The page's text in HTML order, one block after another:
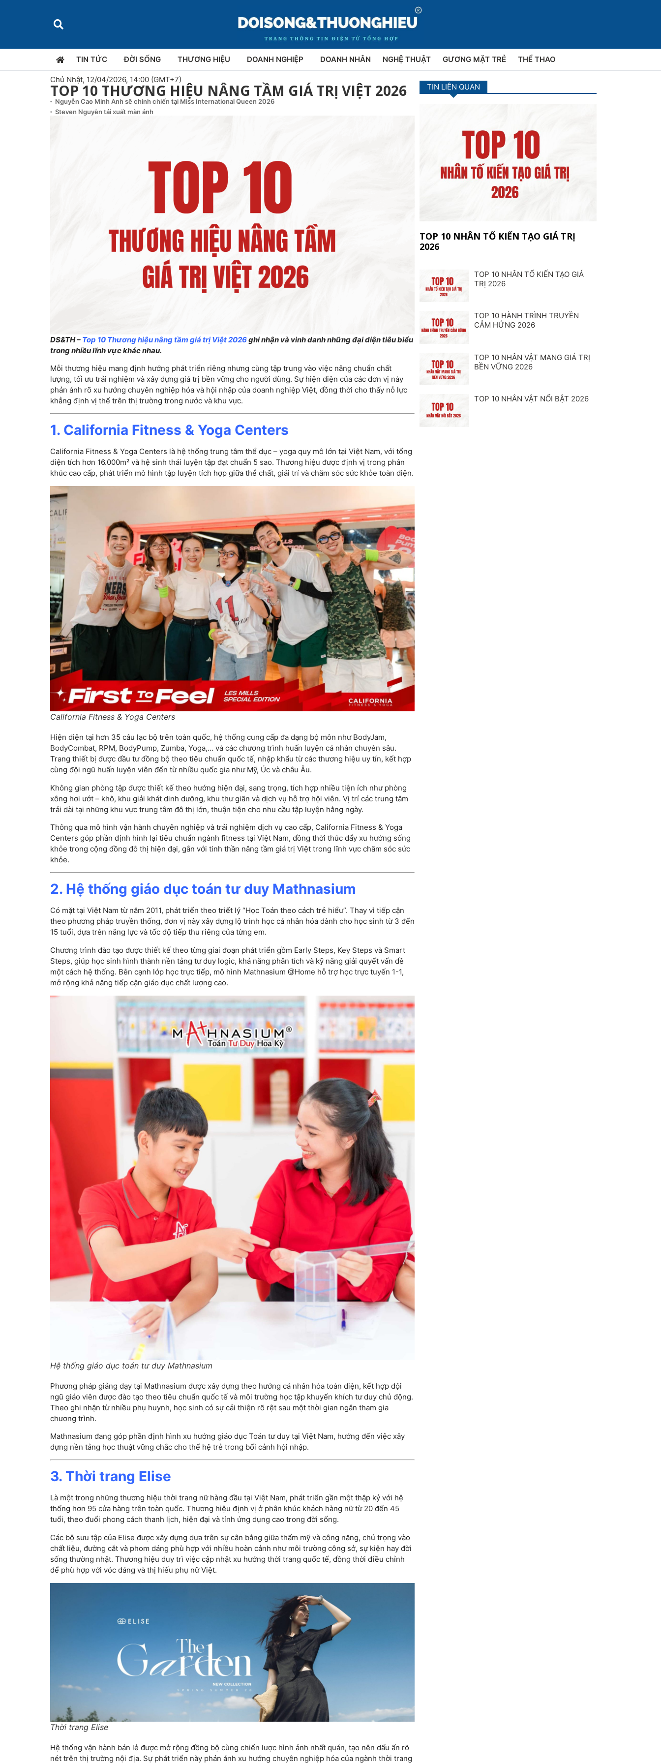
TIN TỨC ĐỜI SỐNG THƯƠNG HIỆU DOANH NGHIỆP DOANH NHÂN NGHỆ THUẬT GƯƠNG MẶT TRẺ THỂ THAO
Chủ Nhật, 12/04/2026, 14:00 (GMT+7)
TOP 10 THƯƠNG HIỆU NÂNG TẦM GIÁ TRỊ VIỆT 2026
Nguyễn Cao Minh Anh sẽ chinh chiến tại Miss International Queen 2026
Steven Nguyễn tái xuất màn ảnh
DS&TH – Top 10 Thương hiệu nâng tầm giá trị Việt 2026ghi nhận và vinh danh những đại diện tiêu biểu
trong nhiều lĩnh vực khác nhau.
Mỗi thương hiệu mang định hướng phát triển riêng nhưng cùng tập trung vào việc nâng chuẩn chất
lượng, tối ưu trải nghiệm và xây dựng giá trị bền vững cho người dùng. Sự hiện diện của các đơn vị này
phản ánh rõ xu hướng chuyên nghiệp hóa và hội nhập của doanh nghiệp Việt, đồng thời cho thấy nỗ lực
khẳng định vị thế trên thị trường trong nước và khu vực.
1. California Fitness & Yoga Centers
California Fitness & Yoga Centers là hệ thống trung tâm thể dục – yoga quy mô lớn tại Việt Nam, với tổng
diện tích hơn 16.000m² và hệ sinh thái luyện tập đạt chuẩn 5 sao. Thương hiệu được định vị trong phân
khúc cao cấp, phát triển mô hình tập luyện tích hợp giữa thể chất, giải trí và chăm sóc sức khỏe toàn diện.
California Fitness & Yoga Centers
Hiện diện tại hơn 35 câu lạc bộ trên toàn quốc, hệ thống cung cấp đa dạng bộ môn như BodyJam,
BodyCombat, RPM, BodyPump, Zumba, Yoga,… và các chương trình huấn luyện cá nhân chuyên sâu.
Trang thiết bị được đầu tư đồng bộ theo tiêu chuẩn quốc tế, nhập khẩu từ các thương hiệu uy tín, kết hợp
cùng đội ngũ huấn luyện viên đến từ nhiều quốc gia như Mỹ, Úc và châu Âu.
Không gian phòng tập được thiết kế theo hướng hiện đại, sang trọng, tích hợp nhiều tiện ích như phòng
xông hơi ướt – khô, khu giải khát dinh dưỡng, khu thư giãn và dịch vụ hỗ trợ hội viên. Vị trí các trung tâm
trải dài tại những khu vực trung tâm đô thị lớn, thuận tiện cho nhu cầu tập luyện hằng ngày.
Thông qua mô hình vận hành chuyên nghiệp và trải nghiệm dịch vụ cao cấp, California Fitness & Yoga
Centers góp phần định hình lại tiêu chuẩn ngành fitness tại Việt Nam, đồng thời thúc đẩy xu hướng sống
khỏe trong cộng đồng đô thị hiện đại, gắn với tinh thần nâng tầm giá trị Việt trong lĩnh vực chăm sóc sức
khỏe.
2. Hệ thống giáo dục toán tư duy Mathnasium
Có mặt tại Việt Nam từ năm 2011, phát triển theo triết lý “Học Toán theo cách trẻ hiểu”. Thay vì tiếp cận
theo phương pháp truyền thống, đơn vị này xây dựng lộ trình học cá nhân hóa dành cho học sinh từ 3 đến
15 tuổi, dựa trên năng lực và tốc độ tiếp thu riêng của từng em.
Chương trình đào tạo được thiết kế theo từng giai đoạn phát triển gồm Early Steps, Key Steps và Smart
Steps, giúp học sinh hình thành nền tảng tư duy logic, khả năng phân tích và kỹ năng giải quyết vấn đề
một cách hệ thống. Bên cạnh lớp học trực tiếp, mô hình Mathnasium @Home hỗ trợ học trực tuyến 1-1,
mở rộng khả năng tiếp cận giáo dục chất lượng cao.
Hệ thống giáo dục toán tư duy Mathnasium
Phương pháp giảng dạy tại Mathnasium được xây dựng theo hướng cá nhân hóa toàn diện, kết hợp đội
ngũ giáo viên được đào tạo theo tiêu chuẩn quốc tế và môi trường học tập khuyến khích tư duy chủ động.
Theo ghi nhận từ nhiều phụ huynh, học sinh có sự cải thiện rõ rệt sau một thời gian ngắn tham gia
chương trình.
Mathnasium đang góp phần định hình xu hướng giáo dục Toán tư duy tại Việt Nam, hướng đến việc xây
dựng nền tảng học thuật vững chắc cho thế hệ trẻ trong bối cảnh hội nhập.
3. Thời trang Elise
Là một trong những thương hiệu thời trang nữ hàng đầu tại Việt Nam, phát triển gần một thập kỷ với hệ
thống hơn 95 cửa hàng trên toàn quốc. Thương hiệu định vị ở phân khúc khách hàng nữ từ 20 đến 45
tuổi, theo đuổi phong cách thanh lịch, hiện đại và tính ứng dụng cao trong đời sống.
Các bộ sưu tập của Elise được xây dựng dựa trên sự cân bằng giữa thẩm mỹ và công năng, chú trọng vào
chất liệu, đường cắt và phom dáng phù hợp với nhiều hoàn cảnh như môi trường công sở, sự kiện hay đời
sống thường nhật. Thương hiệu duy trì việc cập nhật xu hướng thời trang quốc tế, đồng thời điều chỉnh
để phù hợp với vóc dáng và thị hiếu phụ nữ Việt.
Thời trang Elise
Hệ thống vận hành bán lẻ được mở rộng đồng bộ cùng chiến lược hình ảnh nhất quán, tạo nên dấu ấn rõ
nét trên thị trường nội địa. Sự phát triển này phản ánh xu hướng chuyên nghiệp hóa của ngành thời trang
TIN LIÊN QUAN
TOP 10 NHÂN TỐ KIẾN TẠO GIÁ TRỊ
2026
TOP 10 NHÂN TỐ KIẾN TẠO GIÁ
TRỊ 2026
TOP 10 HÀNH TRÌNH TRUYỀN
CẢM HỨNG 2026
TOP 10 NHÂN VẬT MANG GIÁ TRỊ
BỀN VỮNG 2026
TOP 10 NHÂN VẬT NỔI BẬT 2026